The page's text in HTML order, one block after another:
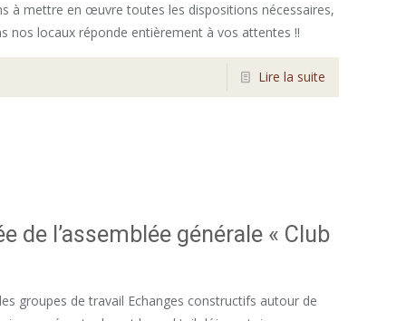
à mettre en œuvre toutes les dispositions nécessaires,
nos locaux réponde entièrement à vos attentes !!
Lire la suite
de l’assemblée générale « Club
groupes de travail Echanges constructifs autour de